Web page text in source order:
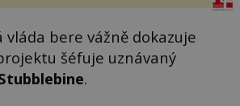
bere vážně dokazuje
šéfuje uznávaný
.